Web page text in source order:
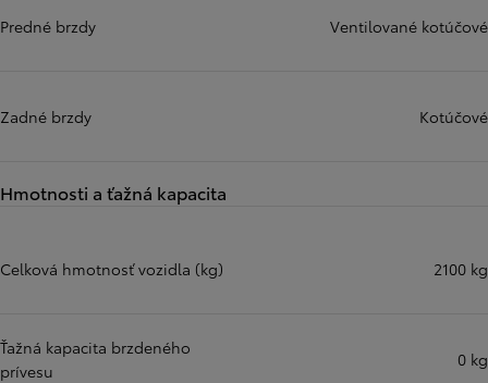
Predné brzdy Ventilované kotúčové
Zadné brzdy Kotúčové
Hmotnosti a ťažná kapacita
Celková hmotnosť vozidla (kg) 2100 kg
Ťažná kapacita brzdeného
prívesu
0 kg